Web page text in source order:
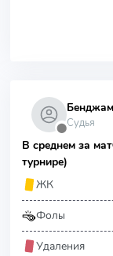
⬤Судья
В среднем за
турнире)
ЖК
Фолы
Удаления